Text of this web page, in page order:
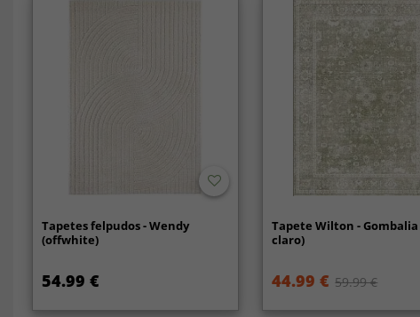
Tapetes felpudos - Wendy
(offwhite)
54.99 €
Tapete Wilton -
claro)
44.99 € 59.99 €